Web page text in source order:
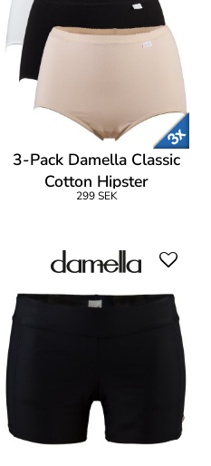
3-Pack Damella Classic
Cotton Hipster
299 SEK